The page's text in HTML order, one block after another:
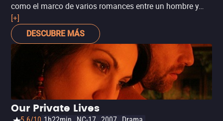
como el marco de varios romances entre un hombre y
varias mujeres (generalmente menores que él), al son de
música popular y soliloquios histéricos. Sin embargo, al
mismo tiempo, también funciona como una curiosa
parodia de lo absurdo que puede llegar a resultar el cine
de Allen. Dirigida por Paul Negoescu, a quien quizá
recuerdes por la comedia de culto ‘Two Lottery Tickets’.
[+]
DESCUBRE MÁS
Our Private Lives